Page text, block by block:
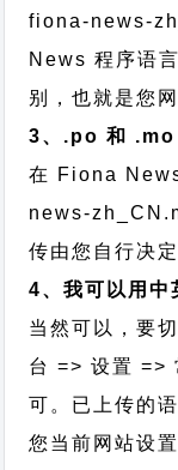
fiona-news-
News 程序语
别，也就是您
3、.po 和 .mo
在 Fiona
news-
传由您自行决
4、我可以用中
当然可以，要
台 => 设置 =>
可。已上传的
您当前网站设